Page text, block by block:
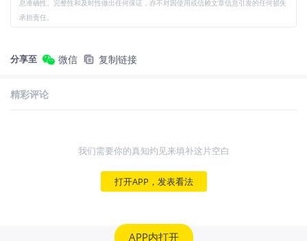
息准确性、完整性和及时性做出任何保证，亦不对因使用或信赖文章信息引发的任何损失
承担责任。
分享至 微信 复制链接
精彩评论
我们需要你的真知灼见来填补这片空白
打开APP，发表看法
APP内打开